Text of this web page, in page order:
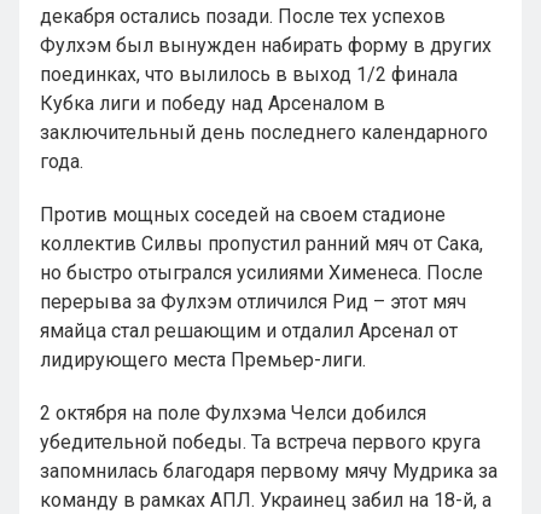
декабря остались позади. После тех успехов
Фулхэм был вынужден набирать форму в других
поединках, что вылилось в выход 1/2 финала
Кубка лиги и победу над Арсеналом в
заключительный день последнего календарного
года.
Против мощных соседей на своем стадионе
коллектив Силвы пропустил ранний мяч от Сака,
но быстро отыгрался усилиями Хименеса. После
перерыва за Фулхэм отличился Рид – этот мяч
ямайца стал решающим и отдалил Арсенал от
лидирующего места Премьер-лиги.
2 октября на поле Фулхэма Челси добился
убедительной победы. Та встреча первого круга
запомнилась благодаря первому мячу Мудрика за
команду в рамках АПЛ. Украинец забил на 18-й, а